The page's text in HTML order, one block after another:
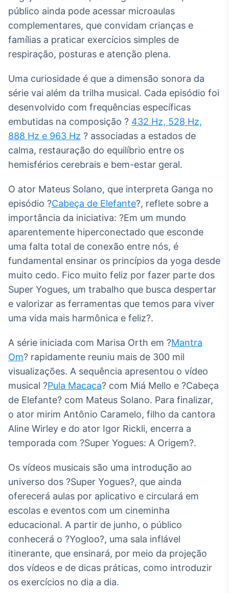
Em breve
Investimentos
Em breve
Tokenização
de ativos
Em breve
público ainda pode acessar microaulas
complementares, que convidam crianças e
famílias a praticar exercícios simples de
respiração, posturas e atenção plena.
Uma curiosidade é que a dimensão sonora da
série vai além da trilha musical. Cada episódio foi
desenvolvido com frequências específicas
embutidas na composição ? 432 Hz, 528 Hz,
888 Hz e 963 Hz ? associadas a estados de
calma, restauração do equilíbrio entre os
hemisférios cerebrais e bem-estar geral.
O ator Mateus Solano, que interpreta Ganga no
episódio ?Cabeça de Elefante?, reflete sobre a
importância da iniciativa: ?Em um mundo
aparentemente hiperconectado que esconde
uma falta total de conexão entre nós, é
fundamental ensinar os princípios da yoga desde
muito cedo. Fico muito feliz por fazer parte dos
Super Yogues, um trabalho que busca despertar
e valorizar as ferramentas que temos para viver
uma vida mais harmônica e feliz?.
A série iniciada com Marisa Orth em ?Mantra
Om? rapidamente reuniu mais de 300 mil
visualizações. A sequência apresentou o vídeo
musical ?Pula Macaca? com Miá Mello e ?Cabeça
de Elefante? com Mateus Solano. Para finalizar,
o ator mirim Antônio Caramelo, filho da cantora
Aline Wirley e do ator Igor Rickli, encerra a
temporada com ?Super Yogues: A Origem?.
Os vídeos musicais são uma introdução ao
universo dos ?Super Yogues?, que ainda
oferecerá aulas por aplicativo e circulará em
escolas e eventos com um cineminha
educacional. A partir de junho, o público
conhecerá o ?Yogloo?, uma sala inflável
itinerante, que ensinará, por meio da projeção
dos vídeos e de dicas práticas, como introduzir
os exercícios no dia a dia.